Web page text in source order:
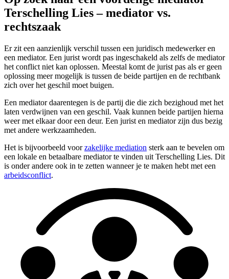
Terschelling Lies – mediator vs.
rechtszaak
Er zit een aanzienlijk verschil tussen een juridisch medewerker en
een mediator. Een jurist wordt pas ingeschakeld als zelfs de mediator
het conflict niet kan oplossen. Meestal komt de jurist pas als er geen
oplossing meer mogelijk is tussen de beide partijen en de rechtbank
zich over het geschil moet buigen.
Een mediator daarentegen is de partij die die zich bezighoud met het
laten verdwijnen van een geschil. Vaak kunnen beide partijen hierna
weer met elkaar door een deur. Een jurist en mediator zijn dus bezig
met andere werkzaamheden.
Het is bijvoorbeeld voorzakelijke mediation sterk aan te bevelen om
een lokale en betaalbare mediator te vinden uit Terschelling Lies. Dit
is onder andere ook in te zetten wanneer je te maken hebt met een
arbeidsconflict.